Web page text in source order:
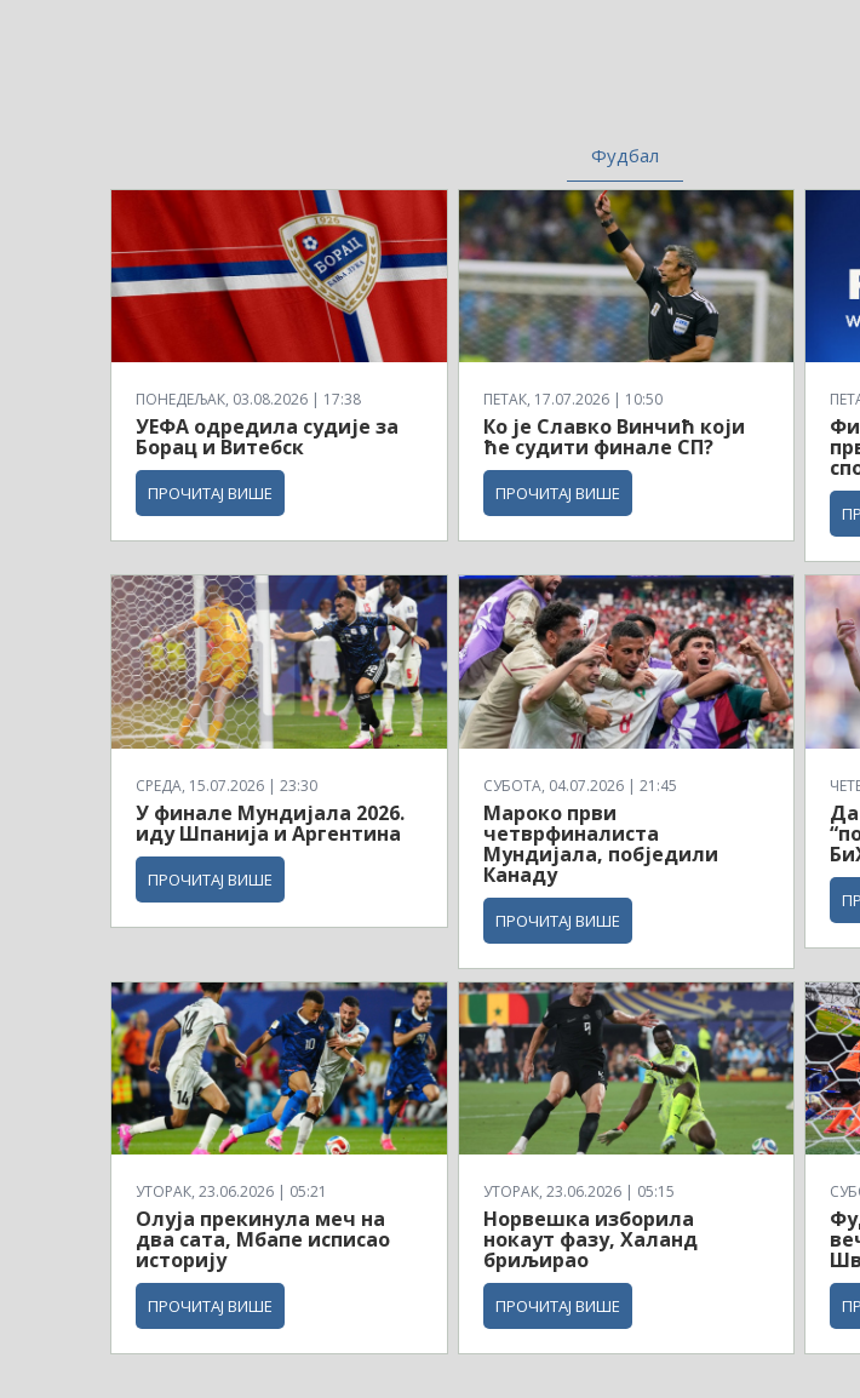
Фудбал
ПОНЕДЕЉАК, 03.08.2026 | 17:38
УЕФА одредила судије за
Борац и Витебск
ПРОЧИТАЈ ВИШЕ
ПЕТАК, 17.07.2026 | 10:50
Ко је Славко Винчић који
ће судити финале СП?
ПРОЧИТАЈ ВИШЕ
СРЕДА, 15.07.2026 | 23:30
У финале Мундијала 2026.
иду Шпанија и Аргентина
ПРОЧИТАЈ ВИШЕ
СУБОТА, 04.07.2026 | 21:45
Мароко први
четврфиналиста
Мундијала, побједили
Канаду
ПРОЧИТАЈ ВИШЕ
Да
УТОРАК, 23.06.2026 | 05:21
Олуја прекинула меч на
два сата, Мбапе исписао
историју
ПРОЧИТАЈ ВИШЕ
УТОРАК, 23.06.2026 | 05:15
Норвешка изборила
нокаут фазу, Халанд
бриљирао
ПРОЧИТАЈ ВИШЕ